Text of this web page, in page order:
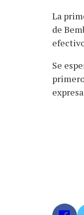
La
de
Se